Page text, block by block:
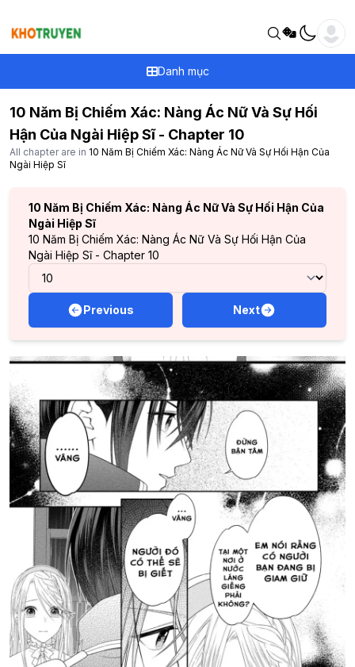
Danh mục
10 Năm Bị Chiếm Xác: Nàng Ác Nữ Và Sự Hối
Hận Của Ngài Hiệp Sĩ - Chapter 10
All chapter are in 10 Năm Bị Chiếm Xác: Nàng Ác Nữ Và Sự Hối Hận Của
Ngài Hiệp Sĩ
10 Năm Bị Chiếm Xác: Nàng Ác Nữ Và Sự Hối Hận Của
Ngài Hiệp Sĩ
10 Năm Bị Chiếm Xác: Nàng Ác Nữ Và Sự Hối Hận Của
Ngài Hiệp Sĩ - Chapter 10
Previous Next